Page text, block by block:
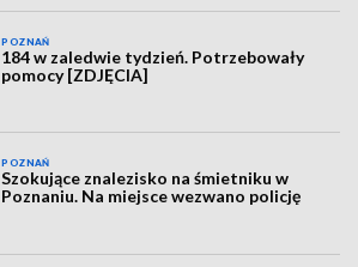
POZNAŃ
184 w zaledwie tydzień. Potrzebowały
pomocy [ZDJĘCIA]
POZNAŃ
Szokujące znalezisko na śmietniku w
Poznaniu. Na miejsce wezwano policję